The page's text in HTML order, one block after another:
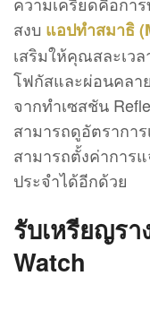
สงบ แอปทำสมาธิ
เสริมให้คุณสละเว
โฟกัสและผ่อนคลา
จากทำเซสชัน
สามารถดูอัตรากา
สามารถตั้งค่าการ
ประจำได้อีกด้วย
รับเหรียญร
Watch